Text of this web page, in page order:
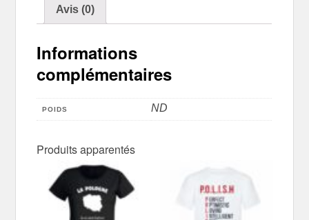
la
chance
(blanc)
Avis (0)
Informations
complémentaires
POIDS ND
Produits apparentés